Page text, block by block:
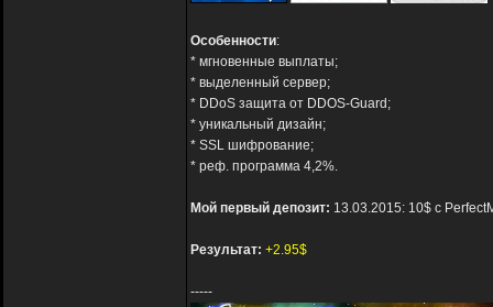
Особенности:
* мгновенные выплаты;
* выделенный сервер;
* DDoS защита от DDOS-Guard;
* уникальный дизайн;
* SSL шифрование;
* реф. программа 4,2%.
Мой первый депозит: 13.03.2015: 10$ с
Результат: +2.95$
-----